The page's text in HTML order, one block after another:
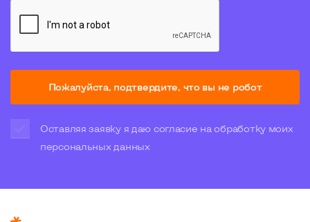
Пожалуйста, подтвердите, что вы не робот
Оставляя заявку я даю согласие на обработку моих
персональных данных